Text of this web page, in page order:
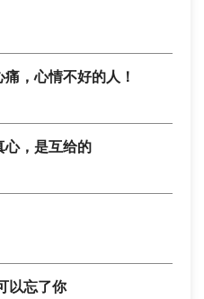
，心情不好的人！
心，是互给的
以忘了你